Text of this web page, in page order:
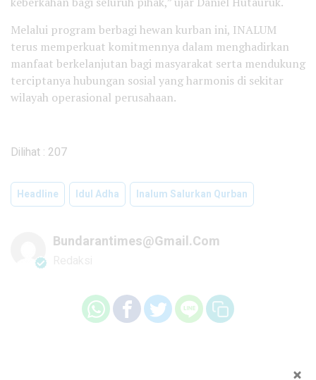
Melalui program berbagi hewan kurban ini, INALUM
terus memperkuat komitmennya dalam menghadirkan
manfaat berkelanjutan bagi masyarakat serta mendukung
terciptanya hubungan sosial yang harmonis di sekitar
wilayah operasional perusahaan.
Dilihat : 207
Headline Idul Adha Inalum Salurkan Qurban
Bundarantimes@gmail.com